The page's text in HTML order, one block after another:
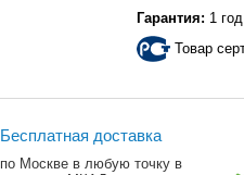
Гарантия: 1 год
Товар
Бесплатная доставка
по Москве в любую точку в